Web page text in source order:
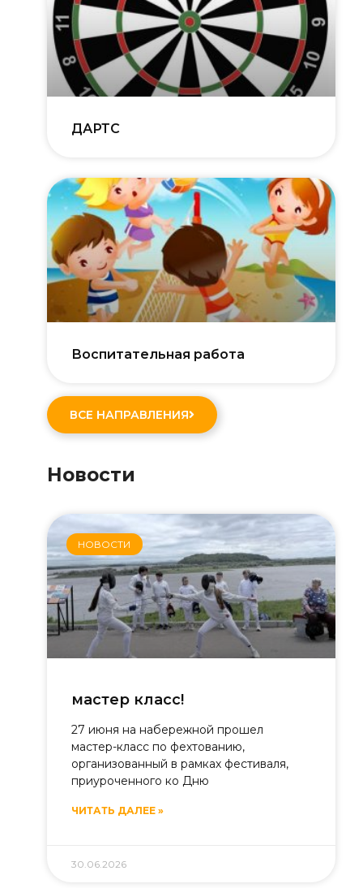
ДАРТС
Воспитательная работа
ВСЕ НАПРАВЛЕНИЯ
Новости
НОВОСТИ
мастер класс!
27 июня на набережной прошел
мастер-класс по фехтованию,
организованный в рамках фестиваля,
приуроченного ко Дню
ЧИТАТЬ ДАЛЕЕ »
30.06.2026